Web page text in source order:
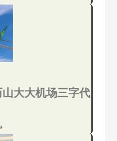
大大机场三字代